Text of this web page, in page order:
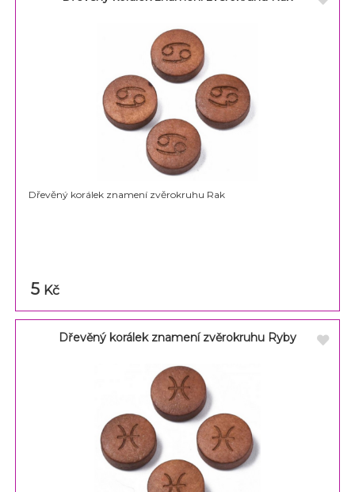
Dřevěný korálek znamení zvěrokruhu Rak
5 Kč
Dřevěný korálek znamení zvěrokruhu Ryby